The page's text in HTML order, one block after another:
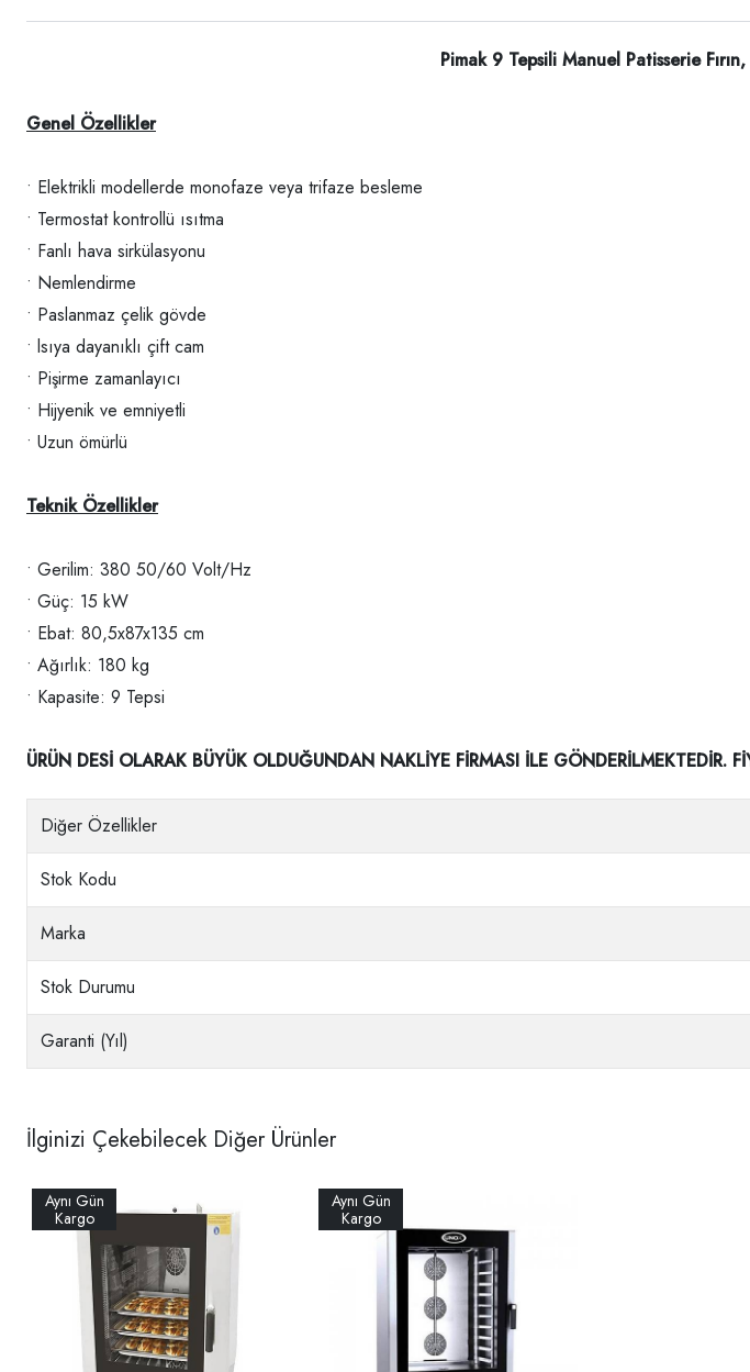
Pimak 9 Tepsili Manuel Patisserie
Genel Özellikler
• Elektrikli modellerde monofaze veya trifaze besleme
• Termostat kontrollü ısıtma
• Fanlı hava sirkülasyonu
• Nemlendirme
• Paslanmaz çelik gövde
• lsıya dayanıklı çift cam
• Pişirme zamanlayıcı
• Hijyenik ve emniyetli
• Uzun ömürlü
Teknik Özellikler
• Gerilim: 380 50/60 Volt/Hz
• Güç: 15 kW
• Ebat: 80,5x87x135 cm
• Ağırlık: 180 kg
• Kapasite: 9 Tepsi
ÜRÜN DESİ OLARAK BÜYÜK OLDUĞUNDAN NAKLİYE FİRMASI İLE GÖNDERİLMEKTEDİR.
Diğer Özellikler
Stok Kodu
Marka
Stok Durumu
Garanti (Yıl)
İlginizi Çekebilecek Diğer Ürünler